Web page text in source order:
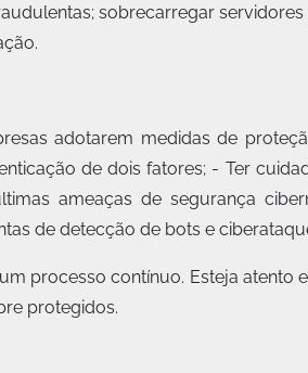
sobrecarregar
adotarem medidas de
de dois fatores; - Ter
ameaças de segurança
de detecção de bots e
processo contínuo. Esteja atento
protegidos.